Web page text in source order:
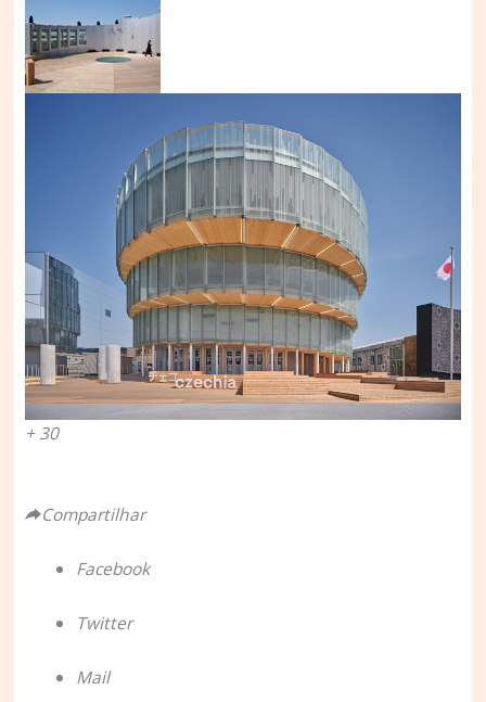
+ 30
Compartilhar
Facebook
Twitter
Mail